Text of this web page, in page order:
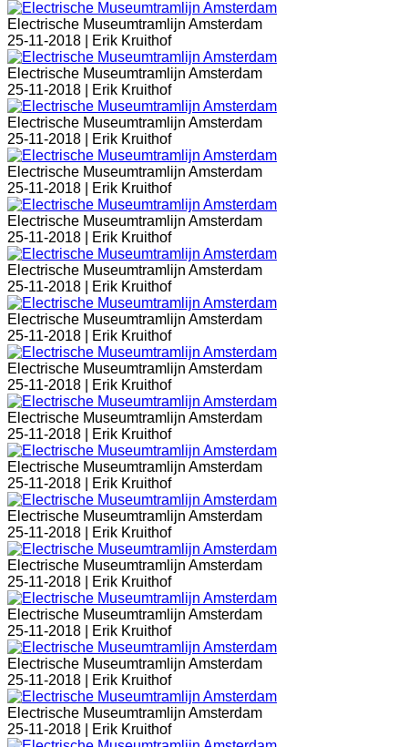
Electrische Museumtramlijn Amsterdam
25-11-2018 |
Erik Kruithof
Electrische Museumtramlijn Amsterdam
25-11-2018 |
Erik Kruithof
Electrische Museumtramlijn Amsterdam
25-11-2018 |
Erik Kruithof
Electrische Museumtramlijn Amsterdam
25-11-2018 |
Erik Kruithof
Electrische Museumtramlijn Amsterdam
25-11-2018 |
Erik Kruithof
Electrische Museumtramlijn Amsterdam
25-11-2018 |
Erik Kruithof
Electrische Museumtramlijn Amsterdam
25-11-2018 |
Erik Kruithof
Electrische Museumtramlijn Amsterdam
25-11-2018 |
Erik Kruithof
Electrische Museumtramlijn Amsterdam
25-11-2018 |
Erik Kruithof
Electrische Museumtramlijn Amsterdam
25-11-2018 |
Erik Kruithof
Electrische Museumtramlijn Amsterdam
25-11-2018 |
Erik Kruithof
Electrische Museumtramlijn Amsterdam
25-11-2018 |
Erik Kruithof
Electrische Museumtramlijn Amsterdam
25-11-2018 |
Erik Kruithof
Electrische Museumtramlijn Amsterdam
25-11-2018 |
Erik Kruithof
Electrische Museumtramlijn Amsterdam
25-11-2018 |
Erik Kruithof